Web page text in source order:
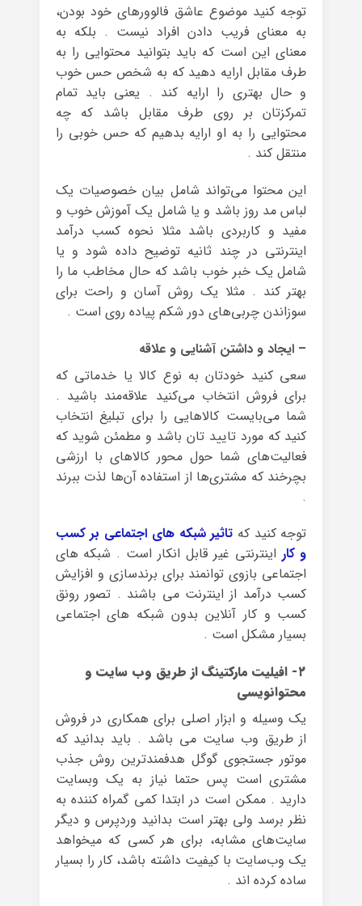
توجه کنید موضوع عاشق فالوورهای خود بودن،
به معنای فریب دادن افراد نیست . بلکه به
معنای این است که باید بتوانید محتوایی را به
طرف مقابل ارایه دهید که به شخص حس خوب
و حال بهتری را ارایه کند . یعنی باید تمام
تمرکزتان بر روی طرف مقابل باشد که چه
محتوایی را به او ارایه بدهیم که حس خوبی را
منتقل کند .
این محتوا می‌تواند شامل بیان خصوصیات یک
لباس مد روز باشد و یا شامل یک آموزش خوب و
مفید و کاربردی باشد مثلا نحوه کسب درآمد
اینترنتی در چند ثانیه توضیح داده شود و یا
شامل یک خبر خوب باشد که حال مخاطب ما را
بهتر کند . مثلا یک روش آسان و راحت برای
سوزاندن چربی‌های دور شکم پیاده روی است .
– ایجاد و داشتن آشنایی و علاقه
سعی کنید خودتان به نوع کالا یا خدماتی که
برای فروش انتخاب می‌کنید علاقه‌مند باشید .
شما می‌بایست کالا‌هایی را برای تبلیغ انتخاب
کنید که مورد تایید تان باشد و مطمئن شوید که
فعالیت‌های شما حول محور کالا‌های با ارزشی
بچرخند که مشتری‌ها از استفاده آن‌ها لذت ببرند
.
توجه کنید که تاثیر شبکه های اجتماعی بر کسب
و کار اینترنتی غیر قابل انکار است . شبکه های
اجتماعی بازوی توانمند برای برندسازی و افزایش
کسب درآمد از اینترنت می باشند . تصور رونق
کسب و کار آنلاین بدون شبکه های اجتماعی
بسیار مشکل است .
۲- افیلیت مارکتینگ از طریق وب سایت و
محتوانویسی
یک وسیله و ابزار اصلی برای همکاری در فروش
از طریق وب سایت می باشد . باید بدانید که
موتور جستجوی گوگل هدفمندترین روش جذب
مشتری است پس حتما نیاز به یک وبسایت
دارید . ممکن است در ابتدا کمی گمراه کننده به
نظر برسد ولی بهتر است بدانید وردپرس و دیگر
سایت‌های مشابه، برای هر کسی که می‎خواهد
یک وب‌سایت با کیفیت داشته باشد، کار را بسیار
ساده کرده اند .